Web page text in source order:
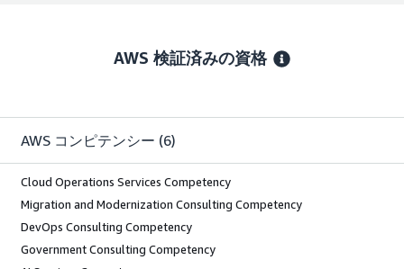
AWS 検証済みの資格
AWS コンピテンシー (6)
Cloud Operations Services Competency
Migration and Modernization Consulting Competency
DevOps Consulting Competency
Government Consulting Competency